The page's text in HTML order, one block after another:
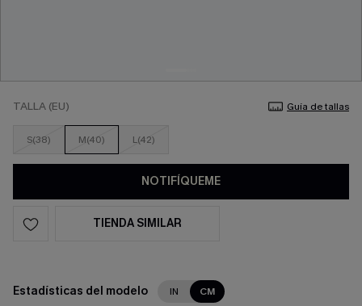
TALLA (EU) Guía de tallas
S(38) M(40) L(42)
NOTIFÍQUEME
TIENDA SIMILAR
Estadísticas del modelo IN CM